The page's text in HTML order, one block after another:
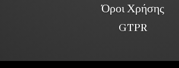
Όροι Χρήσης
GTPR